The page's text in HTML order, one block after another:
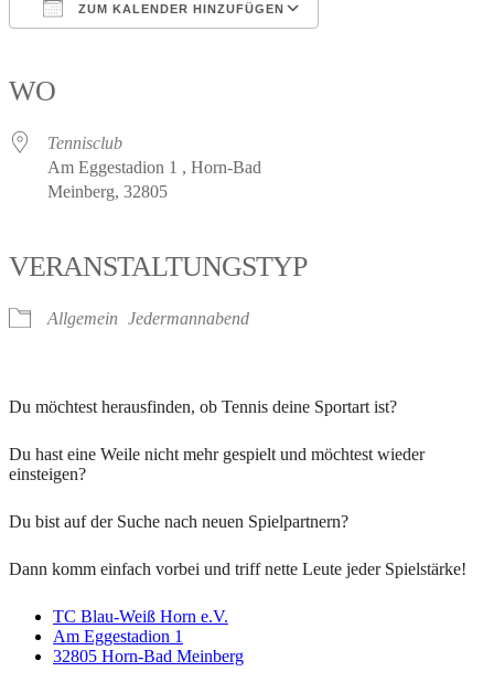
ZUM KALENDER HINZUFÜGEN
WO
Tennisclub
Am Eggestadion 1 , Horn-Bad
Meinberg, 32805
VERANSTALTUNGSTYP
Allgemein Jedermannabend
Du möchtest herausfinden, ob Tennis deine Sportart ist?
Du hast eine Weile nicht mehr gespielt und möchtest wieder
einsteigen?
Du bist auf der Suche nach neuen Spielpartnern?
Dann komm einfach vorbei und triff nette Leute jeder Spielstärke!
TC Blau-Weiß Horn e.V.
Am Eggestadion 1
32805 Horn-Bad Meinberg